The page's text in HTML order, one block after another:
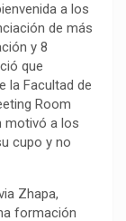
a los
de más
y 8
que
la Facultad de
Room
motivó a los
cupo y no
Zhapa,
formación